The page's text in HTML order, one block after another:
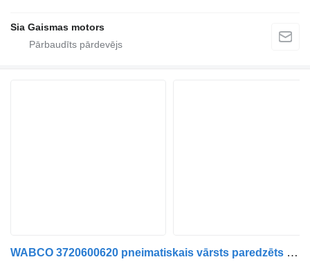
Sia Gaismas motors
WABCO 3720600620 pneimatiskais vārsts paredzēts autobusa